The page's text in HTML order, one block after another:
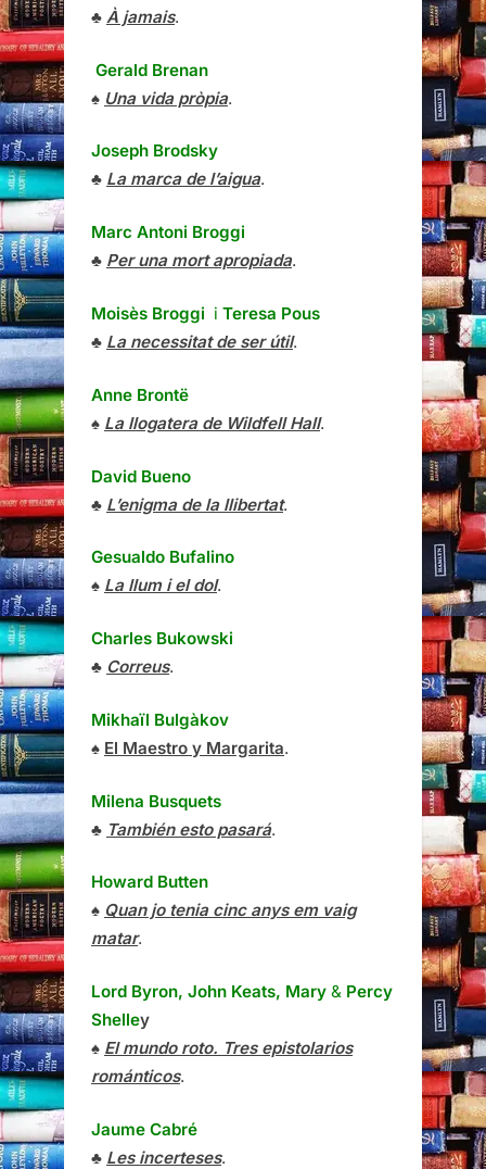
♣ À jamais.
Gerald Brenan
♠ Una vida pròpia.
Joseph Brodsky
♣ La marca de l’aigua.
Marc Antoni Broggi
♣ Per una mort apropiada.
Moisès Broggi i Teresa Pous
♣ La necessitat de ser útil.
Anne Brontë
♠ La llogatera de Wildfell Hall.
David Bueno
♣ L’enigma de la llibertat.
Gesualdo Bufalino
♠ La llum i el dol.
Charles Bukowski
♣ Correus.
Mikhaïl Bulgàkov
♠ El Maestro y Margarita.
Milena Busquets
♣ También esto pasará.
Howard Butten
♠ Quan jo tenia cinc anys em vaig
matar.
Lord Byron, John Keats, Mary & Percy
Shelley
♠ El mundo roto. Tres epistolarios
románticos.
Jaume Cabré
♣ Les incerteses.